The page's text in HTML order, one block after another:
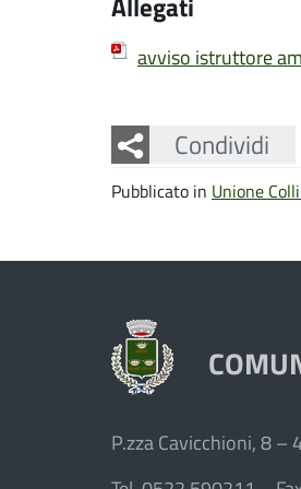
avviso istruttore
Condividi
Facebook
Twitter
Whatsapp
Pubblicato in Unione
P.zza Cavicchioni, 8 –